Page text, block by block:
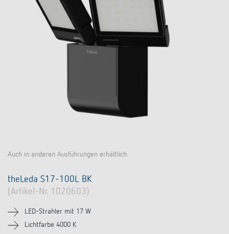
Auch in anderen Ausführungen erhältlich.
theLeda S17-100L BK
(Artikel-Nr. 1020603)
LED-Strahler mit 17 W
Lichtfarbe 4000 K